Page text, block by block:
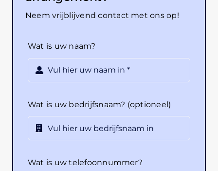
Neem vrijblijvend contact met ons op!
Wat is uw naam?
Wat is uw bedrijfsnaam? (optioneel)
Wat is uw telefoonnummer?